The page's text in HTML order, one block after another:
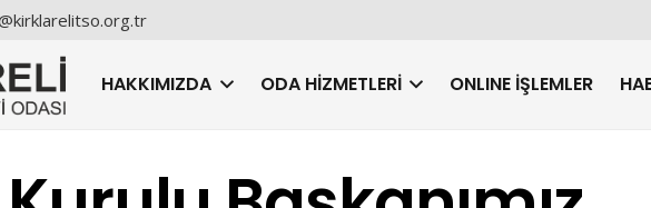
HAKKIMIZDA ODA HIZMETLERI ONLINE İŞLEMLER